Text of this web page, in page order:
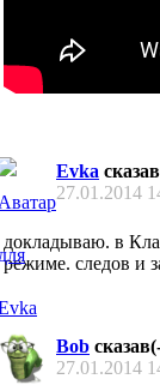
Evka
27.01.2014
докладываю. в
режиме. следов и
Bob
27.01.2014